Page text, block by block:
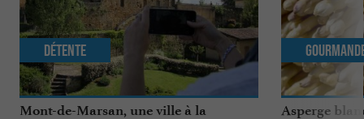
Mont-de-Marsan, une ville à la
Détente
Asperge